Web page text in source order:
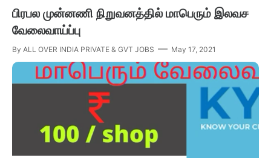
பிரபல முன்னணி நிறுவனத்தில் மாபெரும் இலவச
வேலைவாய்ப்பு
By ALL OVER INDIA PRIVATE & GVT JOBS May 17, 2021